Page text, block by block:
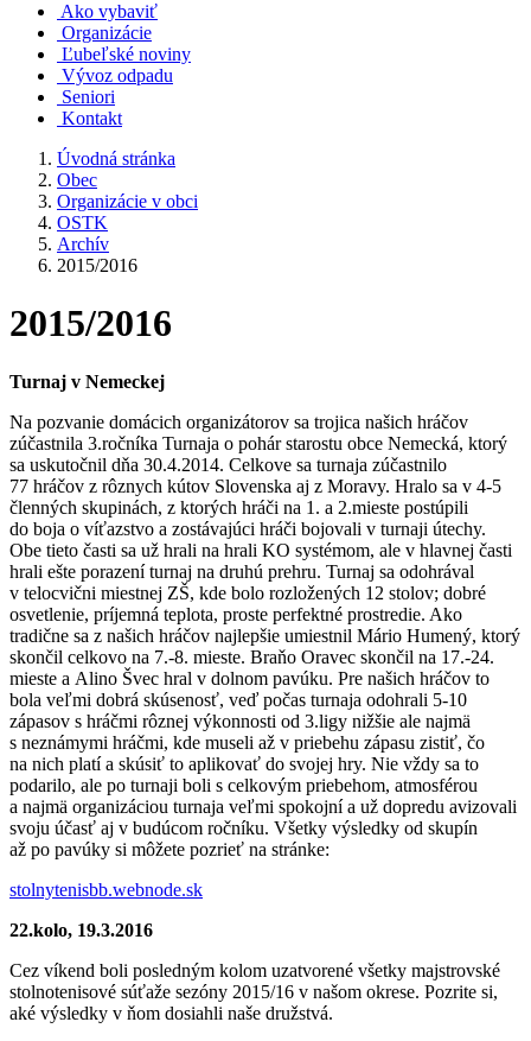
Ako vybaviť
Organizácie
Ľubeľské noviny
Vývoz odpadu
Seniori
Kontakt
Úvodná stránka
Obec
Organizácie v obci
OSTK
Archív
2015/2016
2015/2016
Turnaj v Nemeckej
Na pozvanie domácich organizátorov sa trojica našich hráčov
zúčastnila 3.ročníka Turnaja o pohár starostu obce Nemecká, ktorý
sa uskutočnil dňa 30.4.2014. Celkove sa turnaja zúčastnilo
77 hráčov z rôznych kútov Slovenska aj z Moravy. Hralo sa v 4-5
členných skupinách, z ktorých hráči na 1. a 2.mieste postúpili
do boja o víťazstvo a zostávajúci hráči bojovali v turnaji útechy.
Obe tieto časti sa už hrali na hrali KO systémom, ale v hlavnej časti
hrali ešte porazení turnaj na druhú prehru. Turnaj sa odohrával
v telocvični miestnej ZŠ, kde bolo rozložených 12 stolov; dobré
osvetlenie, príjemná teplota, proste perfektné prostredie. Ako
tradične sa z našich hráčov najlepšie umiestnil Mário Humený, ktorý
skončil celkovo na 7.-8. mieste. Braňo Oravec skončil na 17.-24.
mieste a Alino Švec hral v dolnom pavúku. Pre našich hráčov to
bola veľmi dobrá skúsenosť, veď počas turnaja odohrali 5-10
zápasov s hráčmi rôznej výkonnosti od 3.ligy nižšie ale najmä
s neznámymi hráčmi, kde museli až v priebehu zápasu zistiť, čo
na nich platí a skúsiť to aplikovať do svojej hry. Nie vždy sa to
podarilo, ale po turnaji boli s celkovým priebehom, atmosférou
a najmä organizáciou turnaja veľmi spokojní a už dopredu avizovali
svoju účasť aj v budúcom ročníku. Všetky výsledky od skupín
až po pavúky si môžete pozrieť na stránke:
stolnytenisbb.webnode.sk
22.kolo, 19.3.2016
Cez víkend boli posledným kolom uzatvorené všetky majstrovské
stolnotenisové súťaže sezóny 2015/16 v našom okrese. Pozrite si,
aké výsledky v ňom dosiahli naše družstvá.